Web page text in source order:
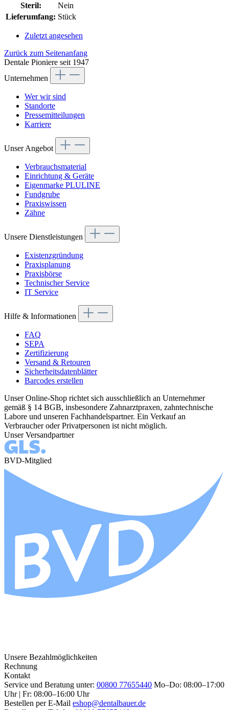
Steril:
Nein
Lieferumfang: Stück
Zuletzt angesehen
Zurück zum Seitenanfang
Dentale Pioniere seit 1947
Unternehmen
Wer wir sind
Standorte
Pressemitteilungen
Karriere
Unser Angebot
Verbrauchsmaterial
Einrichtung & Geräte
Eigenmarke PLULINE
Fundgrube
Praxiswissen
Zähne
Unsere Dienstleistungen
Existenzgründung
Praxisplanung
Praxisbörse
Technischer Service
IT Service
Hilfe & Informationen
FAQ
SEPA
Zertifizierung
Versand & Retouren
Sicherheitsdatenblätter
Barcodes erstellen
Unser Online-Shop richtet sich ausschließlich an Unternehmer
gemäß § 14 BGB, insbesondere Zahnarztpraxen, zahntechnische
Labore und unseren Fachhandelspartner. Ein Verkauf an
Verbraucher oder Privatpersonen ist nicht möglich.
Unser Versandpartner
BVD-Mitglied
Unsere Bezahlmöglichkeiten
Rechnung
Kontakt
Service und Beratung unter: 00800 77655440 Mo–Do: 08:00–17:00
Uhr | Fr: 08:00–16:00 Uhr
Bestellen per E-Mail eshop@dentalbauer.de